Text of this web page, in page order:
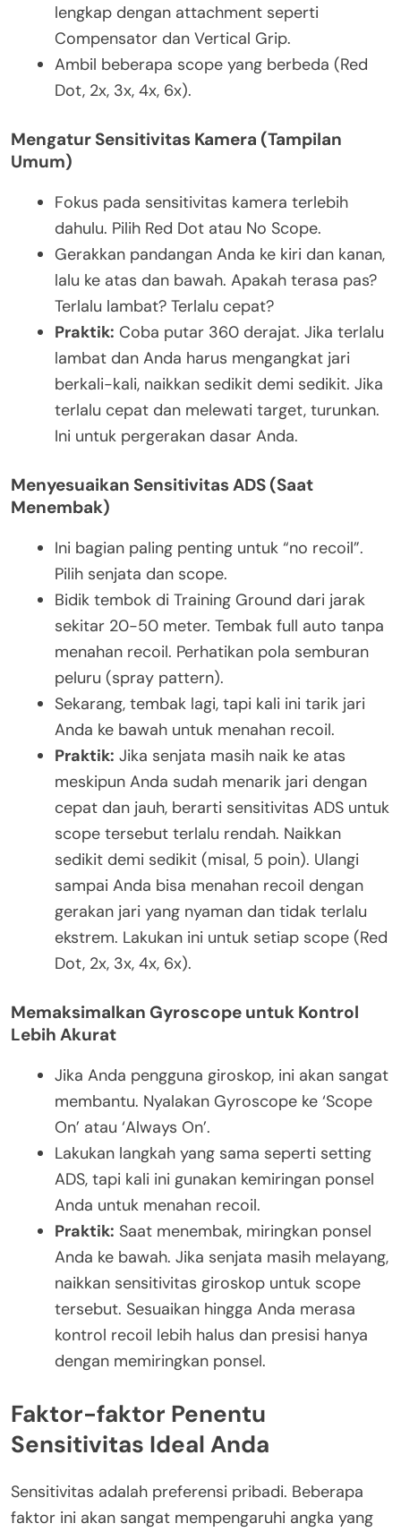
lengkap dengan attachment seperti
Compensator dan Vertical Grip.
Ambil beberapa scope yang berbeda (Red
Dot, 2x, 3x, 4x, 6x).
Mengatur Sensitivitas Kamera (Tampilan
Umum)
Fokus pada sensitivitas kamera terlebih
dahulu. Pilih Red Dot atau No Scope.
Gerakkan pandangan Anda ke kiri dan kanan,
lalu ke atas dan bawah. Apakah terasa pas?
Terlalu lambat? Terlalu cepat?
Praktik: Coba putar 360 derajat. Jika terlalu
lambat dan Anda harus mengangkat jari
berkali-kali, naikkan sedikit demi sedikit. Jika
terlalu cepat dan melewati target, turunkan.
Ini untuk pergerakan dasar Anda.
Menyesuaikan Sensitivitas ADS (Saat
Menembak)
Ini bagian paling penting untuk “no recoil”.
Pilih senjata dan scope.
Bidik tembok di Training Ground dari jarak
sekitar 20-50 meter. Tembak full auto tanpa
menahan recoil. Perhatikan pola semburan
peluru (spray pattern).
Sekarang, tembak lagi, tapi kali ini tarik jari
Anda ke bawah untuk menahan recoil.
Praktik: Jika senjata masih naik ke atas
meskipun Anda sudah menarik jari dengan
cepat dan jauh, berarti sensitivitas ADS untuk
scope tersebut terlalu rendah. Naikkan
sedikit demi sedikit (misal, 5 poin). Ulangi
sampai Anda bisa menahan recoil dengan
gerakan jari yang nyaman dan tidak terlalu
ekstrem. Lakukan ini untuk setiap scope (Red
Dot, 2x, 3x, 4x, 6x).
Memaksimalkan Gyroscope untuk Kontrol
Lebih Akurat
Jika Anda pengguna giroskop, ini akan sangat
membantu. Nyalakan Gyroscope ke ‘Scope
On’ atau ‘Always On’.
Lakukan langkah yang sama seperti setting
ADS, tapi kali ini gunakan kemiringan ponsel
Anda untuk menahan recoil.
Praktik: Saat menembak, miringkan ponsel
Anda ke bawah. Jika senjata masih melayang,
naikkan sensitivitas giroskop untuk scope
tersebut. Sesuaikan hingga Anda merasa
kontrol recoil lebih halus dan presisi hanya
dengan memiringkan ponsel.
Faktor-faktor Penentu
Sensitivitas Ideal Anda
Sensitivitas adalah preferensi pribadi. Beberapa
faktor ini akan sangat mempengaruhi angka yang